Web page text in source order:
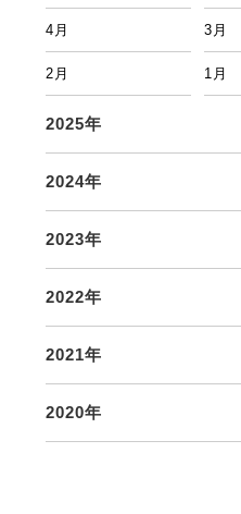
4月 3月
2月 1月
2025年
2024年
2023年
2022年
2021年
2020年